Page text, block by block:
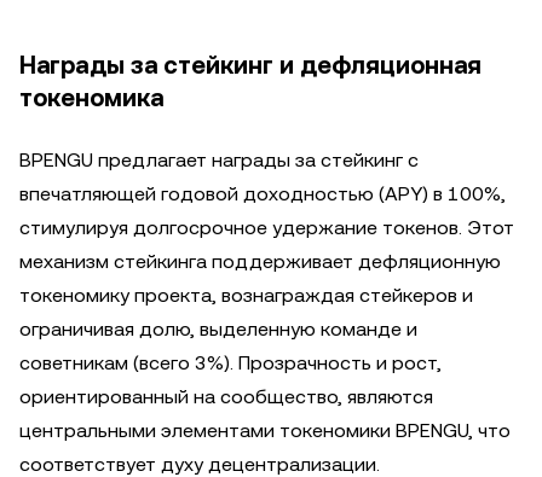
Награды за стейкинг и дефляционная
токеномика
BPENGU предлагает награды за стейкинг с
впечатляющей годовой доходностью (APY) в 100%,
стимулируя долгосрочное удержание токенов. Этот
механизм стейкинга поддерживает дефляционную
токеномику проекта, вознаграждая стейкеров и
ограничивая долю, выделенную команде и
советникам (всего 3%). Прозрачность и рост,
ориентированный на сообщество, являются
центральными элементами токеномики BPENGU, что
соответствует духу децентрализации.